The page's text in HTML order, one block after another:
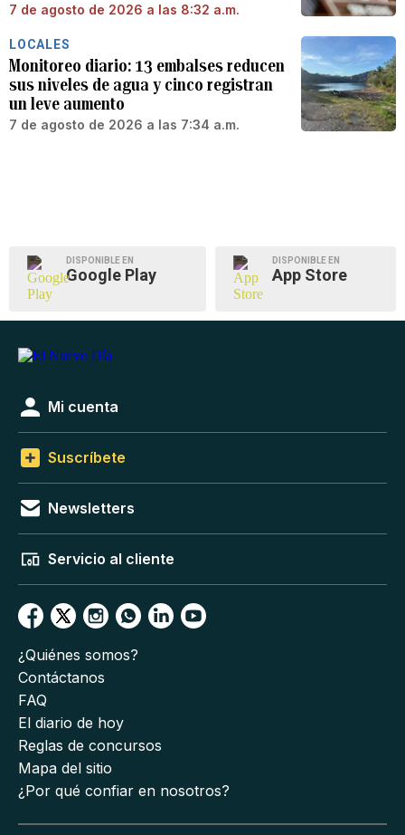
7 de agosto de 2026 a las 8:32 a.m.
LOCALES
Monitoreo diario: 13 embalses reducen
sus niveles de agua y cinco registran
un leve aumento
7 de agosto de 2026 a las 7:34 a.m.
DISPONIBLE EN
Google Play
DISPONIBLE EN
App Store
Mi cuenta
Suscríbete
Newsletters
Servicio al cliente
¿Quiénes somos?
Contáctanos
FAQ
El diario de hoy
Reglas de concursos
Mapa del sitio
¿Por qué confiar en nosotros?